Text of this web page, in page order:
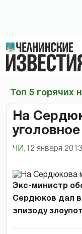
Топ 5 горячих
На
ЧИ , 12 января
Экс-министр
Сердюков дал в
эпизоду